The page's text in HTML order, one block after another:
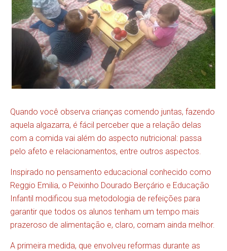
Quando você observa crianças comendo juntas, fazendo
aquela algazarra, é fácil perceber que a relação delas
com a comida vai além do aspecto nutricional: passa
pelo afeto e relacionamentos, entre outros aspectos.
Inspirado no pensamento educacional conhecido como
Reggio Emilia, o Peixinho Dourado Berçário e Educação
Infantil modificou sua metodologia de refeições para
garantir que todos os alunos tenham um tempo mais
prazeroso de alimentação e, claro, comam ainda melhor.
A primeira medida, que envolveu reformas durante as